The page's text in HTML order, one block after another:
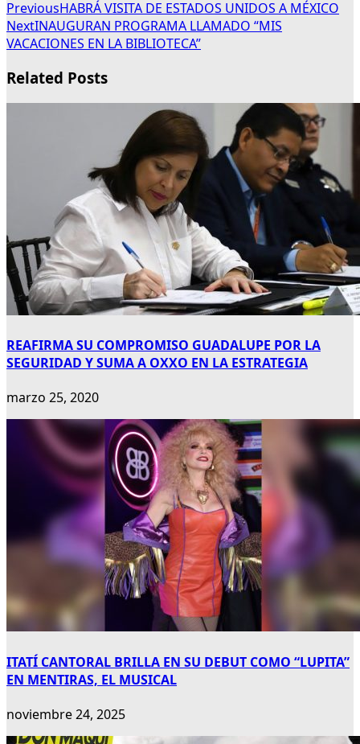
PreviousHABRÁ VISITA DE ESTADOS UNIDOS A MÉXICO
NextINAUGURAN PROGRAMA LLAMADO “MIS
VACACIONES EN LA BIBLIOTECA”
Related Posts
REAFIRMA SU COMPROMISO GUADALUPE POR LA
SEGURIDAD Y SUMA A OXXO EN LA ESTRATEGIA
marzo 25, 2020
ITATÍ CANTORAL BRILLA EN SU DEBUT COMO “LUPITA”
EN MENTIRAS, EL MUSICAL
noviembre 24, 2025